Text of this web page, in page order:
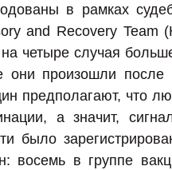
в рамках
and Recovery Team
четыре случая
они произошли
предполагают, что
а значит,
было
восемь в группе